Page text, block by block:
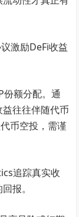
激励DeFi收益
份额分配。通
往往伴随代币
币空投，需谨
追踪真实收
报。